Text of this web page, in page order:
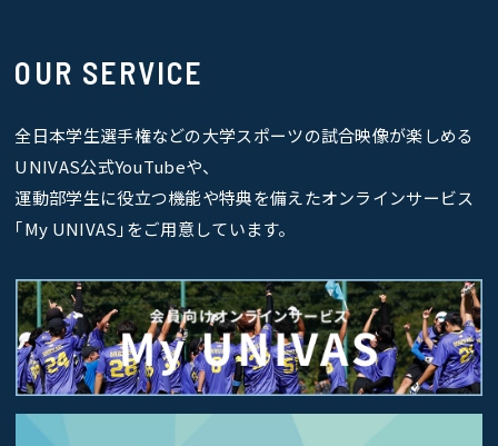
OUR SERVICE
全日本学生選手権などの大学スポーツの試合映像が楽しめる
UNIVAS公式YouTubeや、
運動部学生に役立つ機能や特典を備えたオンラインサービス
｢My UNIVAS｣をご用意しています。